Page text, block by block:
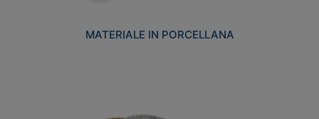
MATERIALE IN PORCELLANA